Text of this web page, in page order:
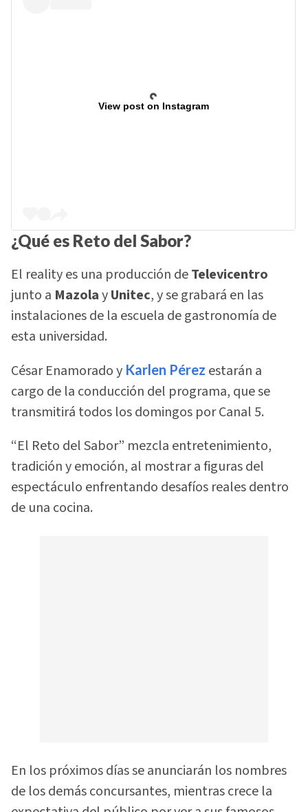
View post on Instagram
¿Qué es Reto del Sabor?
El reality es una producción deTelevicentro
junto a MazolayUnitec, y se grabará en las
instalaciones de la escuela de gastronomía de
esta universidad.
César Enamorado y Karlen Pérez estarán a
cargo de la conducción del programa, que se
transmitirá todos los domingos por Canal 5.
“El Reto del Sabor” mezcla entretenimiento,
tradición y emoción, al mostrar a figuras del
espectáculo enfrentando desafíos reales dentro
de una cocina.
En los próximos días se anunciarán los nombres
de los demás concursantes, mientras crece la